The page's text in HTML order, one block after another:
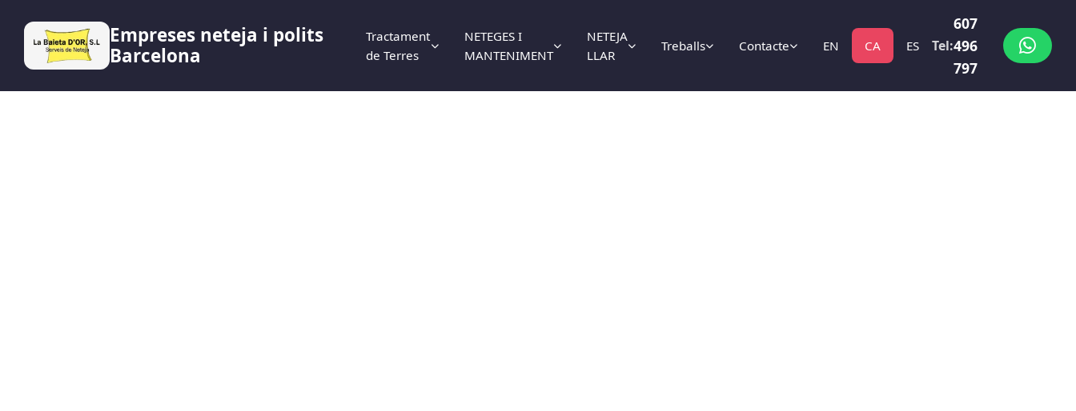
Empreses neteja i polits
Barcelona
Tractament
de Terres
NETEGES I
MANTENIMENT
NETEJA
LLAR
Treballs Contacte EN CA ES Tel:
607
496
797